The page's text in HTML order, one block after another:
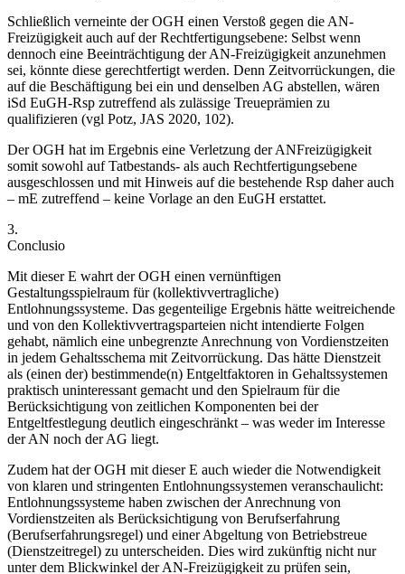
Schließlich verneinte der OGH einen Verstoß gegen die AN-
Freizügigkeit auch auf der Rechtfertigungsebene: Selbst wenn
dennoch eine Beeinträchtigung der AN-Freizügigkeit anzunehmen
sei, könnte diese gerechtfertigt werden. Denn Zeitvorrückungen, die
auf die Beschäftigung bei ein und denselben AG abstellen, wären
iSd EuGH-Rsp zutreffend als zulässige Treueprämien zu
qualifizieren (vgl Potz, JAS 2020, 102).
Der OGH hat im Ergebnis eine Verletzung der ANFreizügigkeit
somit sowohl auf Tatbestands- als auch Rechtfertigungsebene
ausgeschlossen und mit Hinweis auf die bestehende Rsp daher auch
– mE zutreffend – keine Vorlage an den EuGH erstattet.
3.
Conclusio
Mit dieser E wahrt der OGH einen vernünftigen
Gestaltungsspielraum für (kollektivvertragliche)
Entlohnungssysteme. Das gegenteilige Ergebnis hätte weitreichende
und von den Kollektivvertragsparteien nicht intendierte Folgen
gehabt, nämlich eine unbegrenzte Anrechnung von Vordienstzeiten
in jedem Gehaltsschema mit Zeitvorrückung. Das hätte Dienstzeit
als (einen der) bestimmende(n) Entgeltfaktoren in Gehaltssystemen
praktisch uninteressant gemacht und den Spielraum für die
Berücksichtigung von zeitlichen Komponenten bei der
Entgeltfestlegung deutlich eingeschränkt – was weder im Interesse
der AN noch der AG liegt.
Zudem hat der OGH mit dieser E auch wieder die Notwendigkeit
von klaren und stringenten Entlohnungssystemen veranschaulicht:
Entlohnungssysteme haben zwischen der Anrechnung von
Vordienstzeiten als Berücksichtigung von Berufserfahrung
(Berufserfahrungsregel) und einer Abgeltung von Betriebstreue
(Dienstzeitregel) zu unterscheiden. Dies wird zukünftig nicht nur
unter dem Blickwinkel der AN-Freizügigkeit zu prüfen sein,